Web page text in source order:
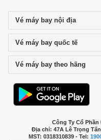
Vé máy bay nội địaclick to
Vé máy bay quốc tếclick to
Vé máy bay theo hãng
Công Ty Cổ
Địa chỉ: 47A Lê Trọng
MST: 0318310839 - Tel: